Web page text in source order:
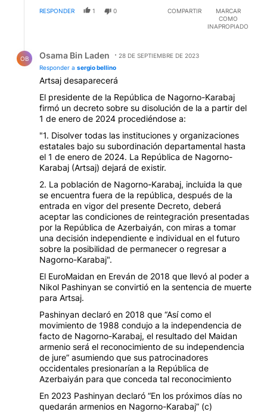
RESPONDER 1 0 COMPARTIR
MARCAR
COMO
INAPROPIADO
OB Osama Bin Laden
28 DE SEPTIEMBRE DE 2023
Responder a sergio bellino
Artsaj desaparecerá
El presidente de la República de Nagorno-Karabaj
firmó un decreto sobre su disolución de la a partir del
1 de enero de 2024 procediéndose a:
"1. Disolver todas las instituciones y organizaciones
estatales bajo su subordinación departamental hasta
el 1 de enero de 2024. La República de Nagorno-
Karabaj (Artsaj) dejará de existir.
2. La población de Nagorno-Karabaj, incluida la que
se encuentra fuera de la república, después de la
entrada en vigor del presente Decreto, deberá
aceptar las condiciones de reintegración presentadas
por la República de Azerbaiyán, con miras a tomar
una decisión independiente e individual en el futuro
sobre la posibilidad de permanecer o regresar a
Nagorno-Karabaj".
El EuroMaidan en Ereván de 2018 que llevó al poder a
Nikol Pashinyan se convirtió en la sentencia de muerte
para Artsaj.
Pashinyan declaró en 2018 que “Así como el
movimiento de 1988 condujo a la independencia de
facto de Nagorno-Karabaj, el resultado del Maidan
armenio será el reconocimiento de su independencia
de jure” asumiendo que sus patrocinadores
occidentales presionarían a la República de
Azerbaiyán para que conceda tal reconocimiento
En 2023 Pashinyan declaró “En los próximos días no
quedarán armenios en Nagorno-Karabaj” (c)